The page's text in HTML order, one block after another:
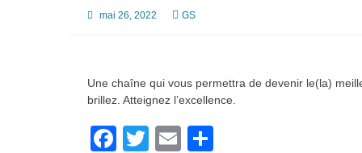
mai 26, 2022 GS
Une chaîne qui vous permettra de devenir le(la)
brillez. Atteignez l’excellence.
Facebook
TwitterEmail